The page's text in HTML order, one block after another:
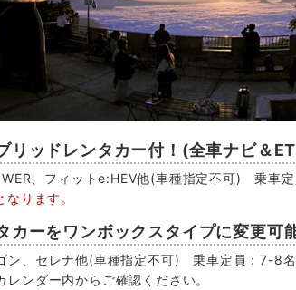
リッドレンタカー付！(全車ナビ＆
、フィットe:HEV他(車種指定不可) 乗車
ります。
カーをワンボックスタイプに変更可
ン、セレナ他(車種指定不可) 乗車定員：7-8
レンダー内からご確認ください。